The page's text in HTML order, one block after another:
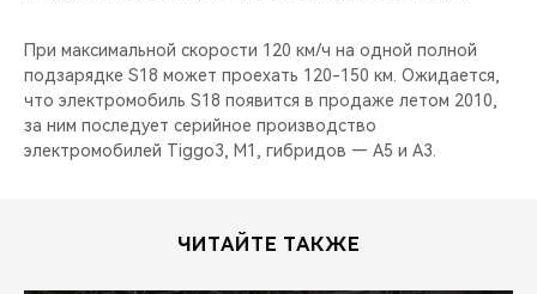
При максимальной скорости 120 км/ч на одной полной
подзарядке S18 может проехать 120-150 км. Ожидается,
что электромобиль S18 появится в продаже летом 2010,
за ним последует серийное производство
электромобилей Tiggo3, M1, гибридов — A5 и A3.
ЧИТАЙТЕ ТАКЖЕ